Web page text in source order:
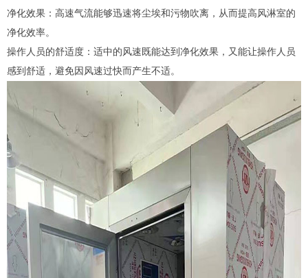
净化效果：高速气流能够迅速将尘埃和污物吹离，从而提高风淋室的
净化效率。
操作人员的舒适度：适中的风速既能达到净化效果，又能让操作人员
感到舒适，避免因风速过快而产生不适。